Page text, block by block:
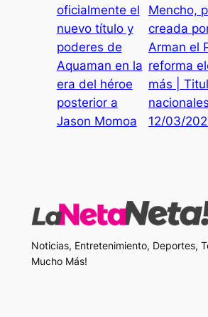
oficialmente el
nuevo título y
poderes de
Aquaman en la
era del héroe
posterior a
Jason Momoa
Mencho,
creada
Arman el
reforma
más |
nacionales
12/03/
Noticias, Entretenimiento, Deportes,
Mucho Más!